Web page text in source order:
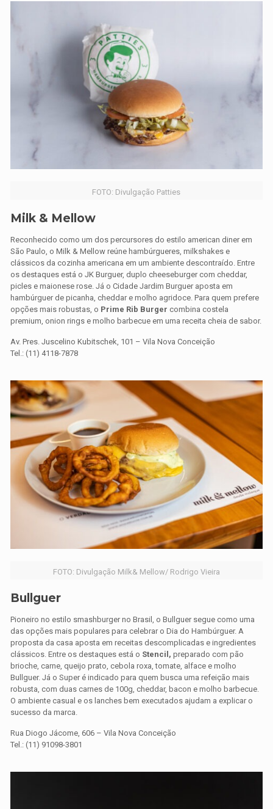
FOTO: Divulgação Patties
Milk & Mellow
Reconhecido como um dos percursores do estilo american diner em
São Paulo, o Milk & Mellow reúne hambúrgueres, milkshakes e
clássicos da cozinha americana em um ambiente descontraído. Entre
os destaques está o JK Burguer, duplo cheeseburger com cheddar,
picles e maionese rose. Já o Cidade Jardim Burguer aposta em
hambúrguer de picanha, cheddar e molho agridoce. Para quem prefere
opções mais robustas, o Prime Rib Burger combina costela
premium, onion rings e molho barbecue em uma receita cheia de sabor.
Av. Pres. Juscelino Kubitschek, 101 – Vila Nova Conceição
Tel.: (11) 4118-7878
FOTO: Divulgação Milk& Mellow/ Rodrigo Vieira
Bullguer
Pioneiro no estilo smashburger no Brasil, o Bullguer segue como uma
das opções mais populares para celebrar o Dia do Hambúrguer. A
proposta da casa aposta em receitas descomplicadas e ingredientes
clássicos. Entre os destaques está o Stencil, preparado com pão
brioche, carne, queijo prato, cebola roxa, tomate, alface e molho
Bullguer. Já o Super é indicado para quem busca uma refeição mais
robusta, com duas carnes de 100g, cheddar, bacon e molho barbecue.
O ambiente casual e os lanches bem executados ajudam a explicar o
sucesso da marca.
Rua Diogo Jácome, 606 – Vila Nova Conceição
Tel.: (11) 91098-3801